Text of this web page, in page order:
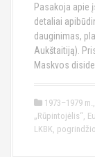
Pasakoja apie
detaliai
dauginimas,
Aukštaitiją).
Maskvos
1973–1979 m.,
„Rūpintojėlis“,
LKBK,